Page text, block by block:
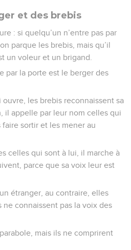
et des brebis
: si quelqu’un n’entre pas par
parque les brebis, mais qu’il
un voleur et un brigand.
par la porte est le berger des
ouvre, les brebis reconnaissent sa
il appelle par leur nom celles qui
sortir et les mener au
celles qui sont à lui, il marche à
parce que sa voix leur est
étranger, au contraire, elles
connaissent pas la voix des
mais ils ne comprirent